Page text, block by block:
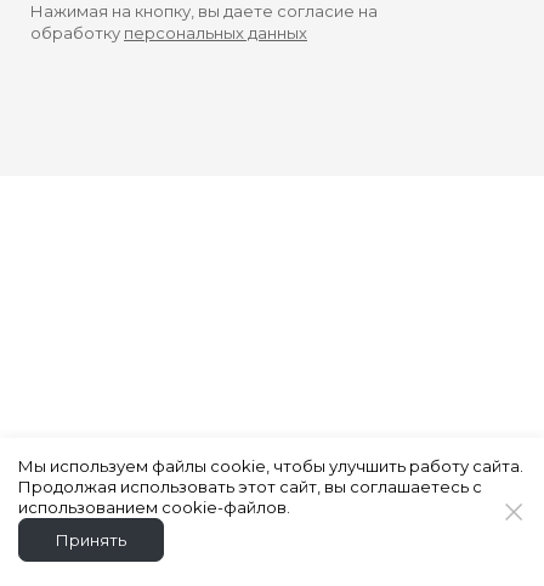
Нажимая на кнопку, вы даете согласие на
обработку персональных данных
Мы используем файлы cookie, чтобы улучшить работу сайта.
Продолжая использовать этот сайт, вы соглашаетесь с
использованием cookie-файлов.
Принять